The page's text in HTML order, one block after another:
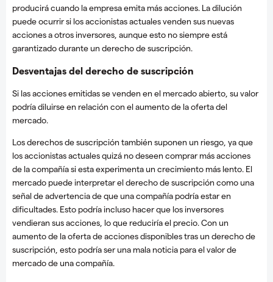
producirá cuando la empresa emita más acciones. La dilución
puede ocurrir si los accionistas actuales venden sus nuevas
acciones a otros inversores, aunque esto no siempre está
garantizado durante un derecho de suscripción.
Desventajas del derecho de suscripción
Si las acciones emitidas se venden en el mercado abierto, su valor
podría diluirse en relación con el aumento de la oferta del
mercado.
Los derechos de suscripción también suponen un riesgo, ya que
los accionistas actuales quizá no deseen comprar más acciones
de la compañía si esta experimenta un crecimiento más lento. El
mercado puede interpretar el derecho de suscripción como una
señal de advertencia de que una compañía podría estar en
dificultades. Esto podría incluso hacer que los inversores
vendieran sus acciones, lo que reduciría el precio. Con un
aumento de la oferta de acciones disponibles tras un derecho de
suscripción, esto podría ser una mala noticia para el valor de
mercado de una compañía.